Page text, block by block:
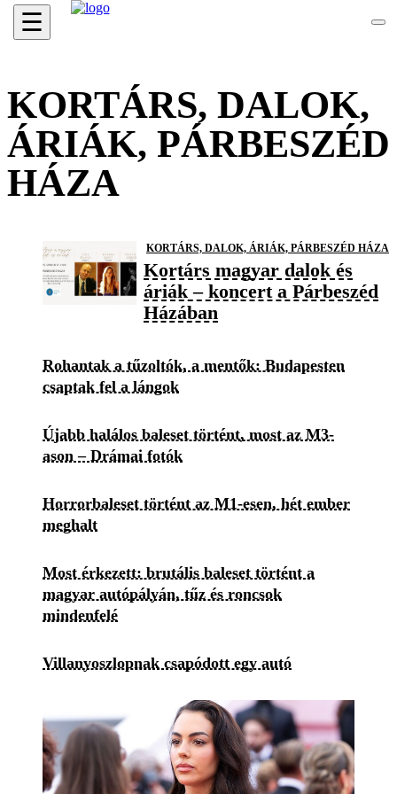
☰
KORTÁRS, DALOK,
ÁRIÁK, PÁRBESZÉD
HÁZA
KORTÁRS, DALOK, ÁRIÁK, PÁRBESZÉD HÁZA
Kortárs magyar dalok és
áriák – koncert a Párbeszéd
Házában
Rohantak a tűzoltók, a mentők: Budapesten
csaptak fel a lángok
Újabb halálos baleset történt, most az M3-
ason – Drámai fotók
Horrorbaleset történt az M1-esen, hét ember
meghalt
Most érkezett: brutális baleset történt a
magyar autópályán, tűz és roncsok
mindenfelé
Villanyoszlopnak csapódott egy autó